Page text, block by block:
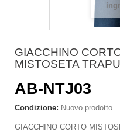
GIACCHINO
MISTOSETA
AB-NTJ03
Condizione: Nuovo prodotto
GIACCHINO CORTO